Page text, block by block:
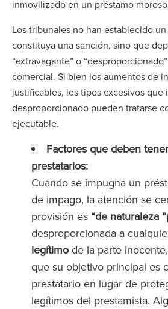
inmovilizado en un préstamo
Los tribunales no han establecido
constituya una sanción, sino que
“extravagante” o
comercial. Si bien los aumentos de
justificables, los tipos excesivos
desproporcionado pueden tratarse
ejecutable.
Factores que deben
prestatarios:
Cuando se impugna un
de impago, la atención se
provisión es “de naturaleza
desproporcionada a
legítimode la parte
que su objetivo principal es
prestatario en lugar de
legítimos del prestamista.